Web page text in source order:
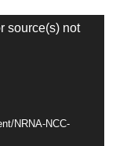
source(s) not
NRNA-NCC-